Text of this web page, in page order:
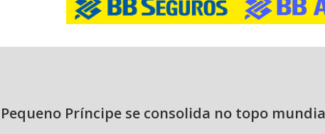
Pequeno Príncipe se consolida no topo